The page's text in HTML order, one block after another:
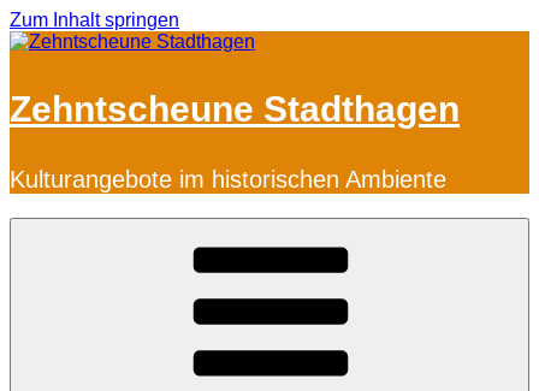
Zum Inhalt springen
Zehntscheune Stadthagen
Kulturangebote im historischen Ambiente